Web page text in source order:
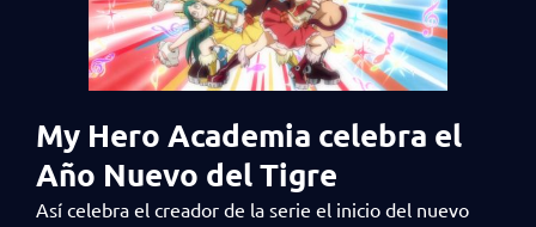
My Hero Academia celebra el
Año Nuevo del Tigre
Así celebra el creador de la serie el inicio del nuevo